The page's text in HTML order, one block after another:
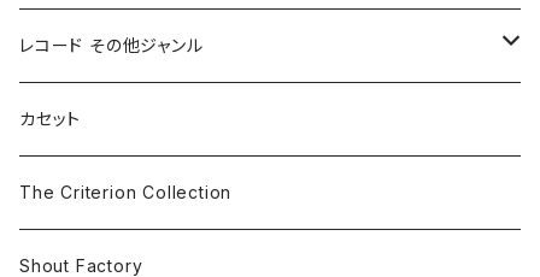
ホラー/スリラー
SF
ドラマ/ロマンス
アクション/クライム
レコード その他ジャンル
Rock & Pop
The Smiths
Iron and Wine
Classical
Electronic & Ambient
カセット
The Criterion Collection
Shout Factory